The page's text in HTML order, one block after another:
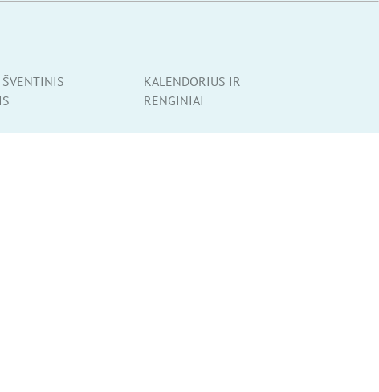
ŠVENTINIS
KALENDORIUS IR
RENGINIAI